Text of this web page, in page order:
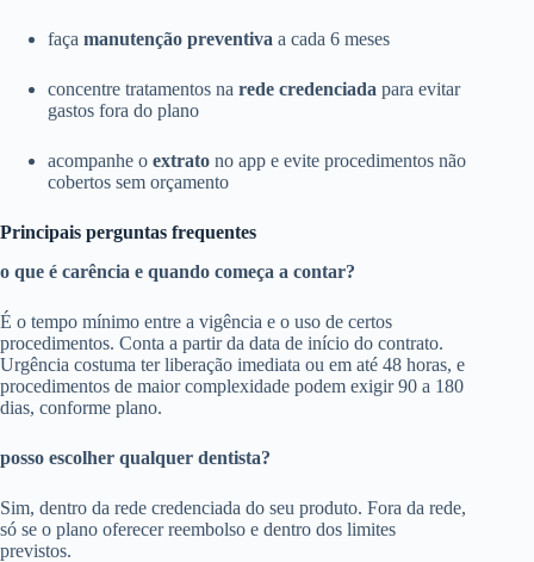
faça manutenção preventiva a cada 6 meses
concentre tratamentos na rede credenciada para evitar
gastos fora do plano
acompanhe o extrato no app e evite procedimentos não
cobertos sem orçamento
Principais perguntas frequentes
o que é carência e quando começa a contar?
É o tempo mínimo entre a vigência e o uso de certos
procedimentos. Conta a partir da data de início do contrato.
Urgência costuma ter liberação imediata ou em até 48 horas, e
procedimentos de maior complexidade podem exigir 90 a 180
dias, conforme plano.
posso escolher qualquer dentista?
Sim, dentro da rede credenciada do seu produto. Fora da rede,
só se o plano oferecer reembolso e dentro dos limites
previstos.